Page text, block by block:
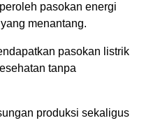
pasokan energi
menantang.
pasokan listrik
tanpa
produksi sekaligus